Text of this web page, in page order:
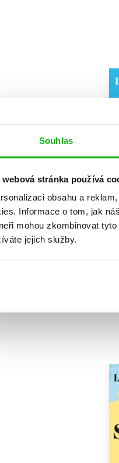
Souhlas
webová stránka používá
obsahu a
Informace o tom, jak
mohou zkombinovat
jejich služby.